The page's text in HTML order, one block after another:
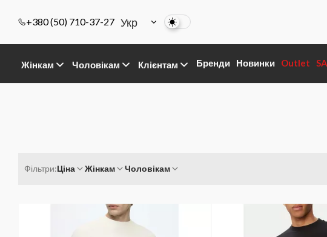
+380 (50) 710-37-27 Укр
Жінкам Чоловікам Клієнтам Бренди Новинки Outlet
Фільтри:Ціна Жінкам Чоловікам